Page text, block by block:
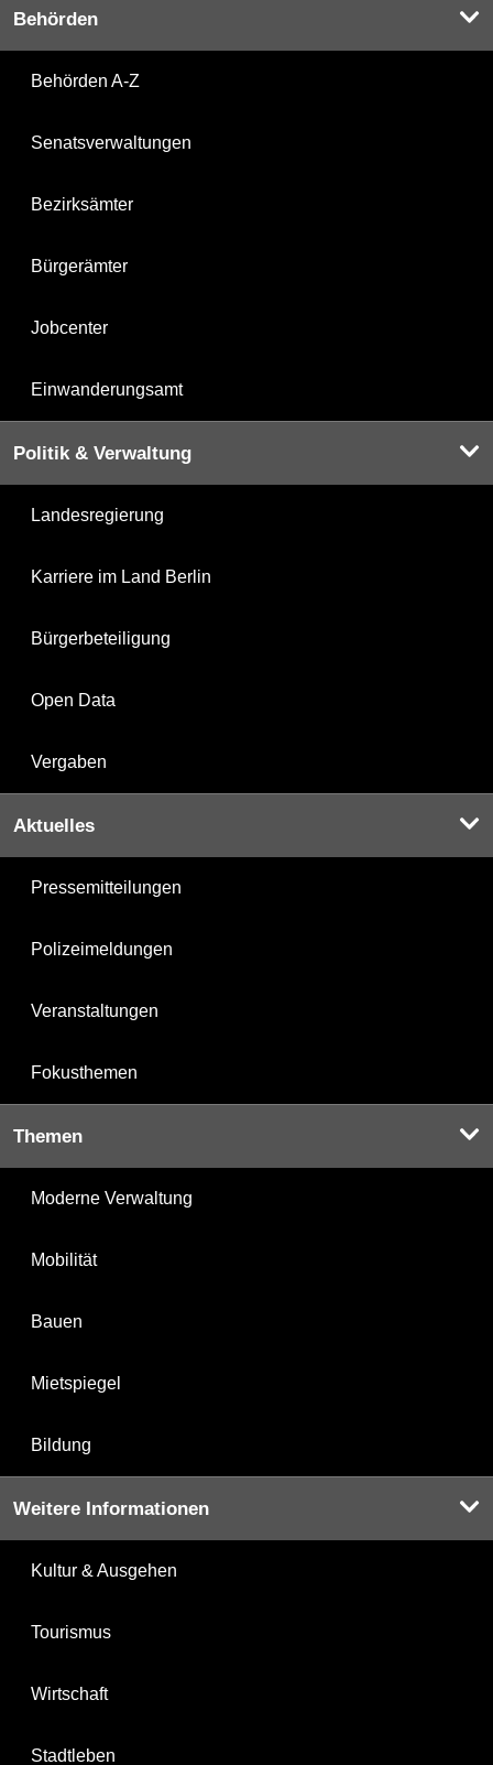
Behörden
Behörden A-Z
Senatsverwaltungen
Bezirksämter
Bürgerämter
Jobcenter
Einwanderungsamt
Politik & Verwaltung
Landesregierung
Karriere im Land Berlin
Bürgerbeteiligung
Open Data
Vergaben
Aktuelles
Pressemitteilungen
Polizeimeldungen
Veranstaltungen
Fokusthemen
Themen
Moderne Verwaltung
Mobilität
Bauen
Mietspiegel
Bildung
Weitere Informationen
Kultur & Ausgehen
Tourismus
Wirtschaft
Stadtleben